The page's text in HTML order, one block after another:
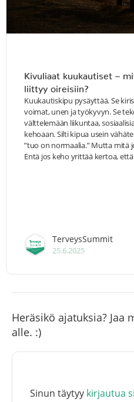
Kivuliaat kuukautiset –
liittyy oireisiin?
Kuukautiskipu pysäyttää. Se
voimat, unen ja työkyvyn. Se
välttelemään liikuntaa,
kehoaan. Silti kipua usein
”tuo on normaalia.” Mutta mitä
Entä jos keho yrittää kertoa,
TerveysSummit
25.6.2025
Heräsikö ajatuksia? Jaa
alle. :)
Sinun täytyy kirjautua